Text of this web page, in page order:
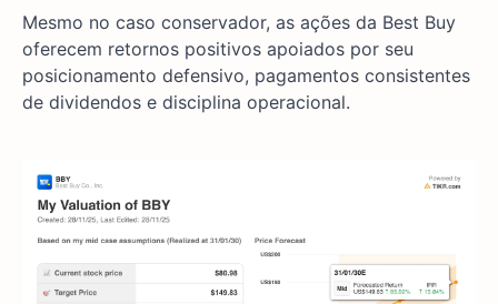
Mesmo no caso conservador, as ações da Best Buy
oferecem retornos positivos apoiados por seu
posicionamento defensivo, pagamentos consistentes
de dividendos e disciplina operacional.